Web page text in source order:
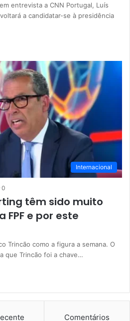
entrevista a CNN Portugal, Luís
a candidatar-se à presidência
Internacional
0
têm sido muito
e por este
Trincão como a figura a semana. O
que Trincão foi a chave…
Comentários